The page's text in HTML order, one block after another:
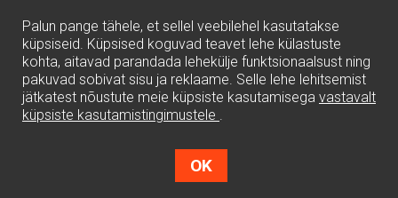
Palun pange tähele, et sellel veebilehel kasutatakse
küpsiseid. Küpsised koguvad teavet lehe külastuste
kohta, aitavad parandada lehekülje funktsionaalsust ning
pakuvad sobivat sisu ja reklaame. Selle lehe lehitsemist
jätkatest nõustute meie küpsiste kasutamisega vastavalt
küpsiste kasutamistingimustele .
OK